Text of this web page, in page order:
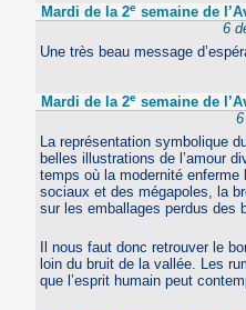
Mardi de la 2e semaine de
6
Une très beau message
Mardi de la 2e semaine de
La représentation symbolique
belles illustrations de l’amour
temps où la modernité enferme
sociaux et des mégapoles, la
sur les emballages perdus des
Il nous faut donc retrouver le
loin du bruit de la vallée. Les
que l’esprit humain peut